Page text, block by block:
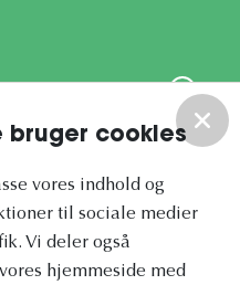
bruger cookies
vores indhold og
til sociale medier
Vi deler også
hjemmeside med